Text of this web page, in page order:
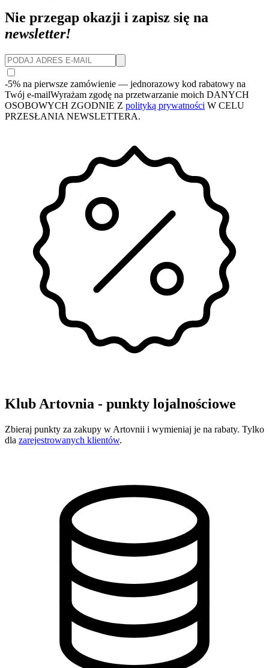
Nie przegap okazji i zapisz się na
newsletter!
-5% na pierwsze zamówienie — jednorazowy kod rabatowy na
Twój e-mailWyrażam zgodę na przetwarzanie moich DANYCH
OSOBOWYCH ZGODNIE Z polityką prywatności W CELU
PRZESŁANIA NEWSLETTERA.
Klub Artovnia - punkty lojalnościowe
Zbieraj punkty za zakupy w Artovnii i wymieniaj je na rabaty. Tylko
dla zarejestrowanych klientów.